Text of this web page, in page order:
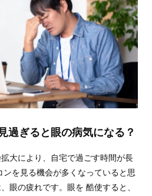
過ぎると眼の病気になる？
大により、自宅で過ごす時間が長
ンを見る機会が多くなっていると思
眼の疲れです。眼を 酷使すると、